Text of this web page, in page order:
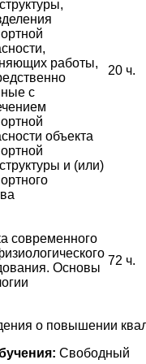
работы,
с
объекта
и (или)
20 ч.
современного
Основы
72 ч.
о повышении
Свободный